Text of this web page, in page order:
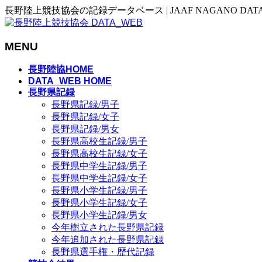
長野陸上競技協会の記録データベース | JAAF NAGANO
MENU
長野陸協HOME
DATA_WEB HOME
長野県記録
長野県記録/男子
長野県記録/女子
長野県記録/男女
長野県高校生記録/男子
長野県高校生記録/女子
長野県中学生記録/男子
長野県中学生記録/女子
長野県小学生記録/男子
長野県小学生記録/女子
長野県小学生記録/男女
今年樹立された長野県記録
今年追加された長野県記録
長野県選手権・歴代記録